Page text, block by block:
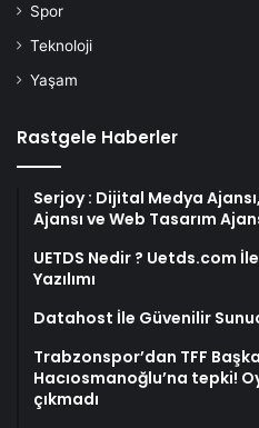
Spor
Teknoloji
Yaşam
Rastgele Haberler
Serjoy : Dijital Medya
Ajansı ve Web Tasarım
UETDS Nedir ? Uetds.com
Yazılımı
Datahost İle Güvenilir
Trabzonspor’dan TFF
Hacıosmanoğlu’na tepki!
çıkmadı